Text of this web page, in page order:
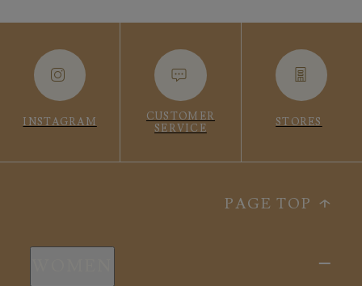
INSTAGRAM
CUSTOMER
SERVICE
STORES
PAGE TOP